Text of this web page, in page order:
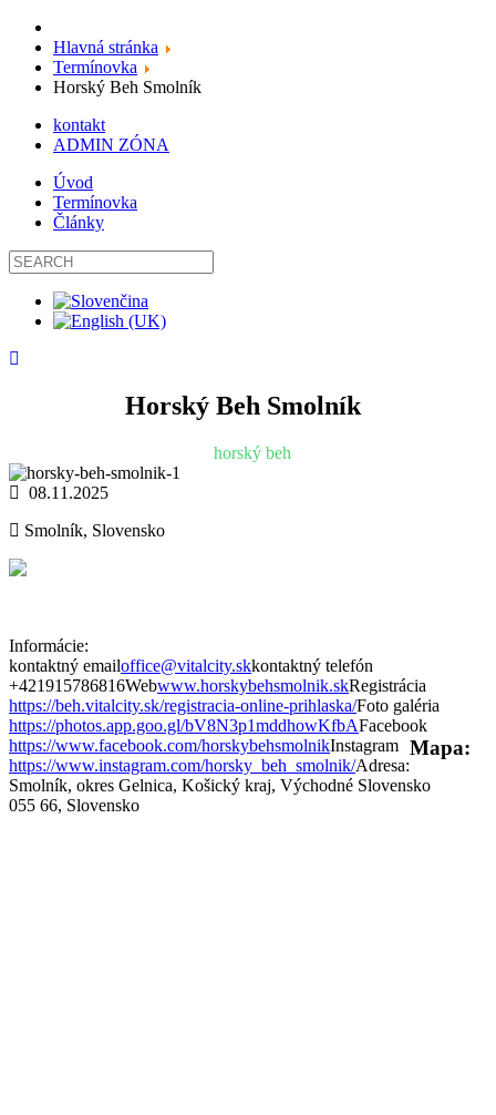
Hlavná stránka
Termínovka
Horský Beh Smolník
kontakt
ADMIN ZÓNA
Úvod
Termínovka
Články
Horský Beh Smolník
horský beh
08.11.2025
Smolník, Slovensko
Informácie:
kontaktný emailoffice@vitalcity.skkontaktný telefón
+421915786816Webwww.horskybehsmolnik.skRegistrácia
https://beh.vitalcity.sk/registracia-online-prihlaska/Foto galéria
https://photos.app.goo.gl/bV8N3p1mddhowKfbAFacebook
https://www.facebook.com/horskybehsmolnikInstagram
https://www.instagram.com/horsky_beh_smolnik/Adresa:
Smolník, okres Gelnica, Košický kraj, Východné Slovensko
055 66, Slovensko
Mapa: